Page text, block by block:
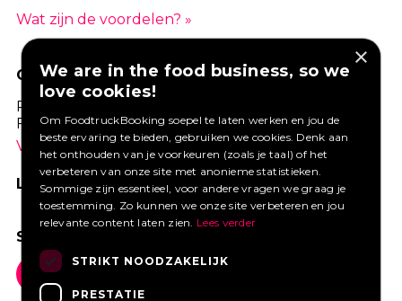
Wat zijn de voordelen? »
GOED VERZEKERD ONDERNEMEN?
Profiteer van een aantrekkelijke premie via
Foodtruckbooking.
Vraag een offerte aan.
LIKE ONS OP FACEBOOK
SOCIAL MEDIA
×
We are in the food business, so we
love cookies!
Om FoodtruckBooking soepel te laten werken en jou de
beste ervaring te bieden, gebruiken we cookies. Denk aan
het onthouden van je voorkeuren (zoals je taal) of het
verbeteren van onze site met anonieme statistieken.
Sommige zijn essentieel, voor andere vragen we graag je
toestemming. Zo kunnen we onze site verbeteren en jou
relevante content laten zien. Lees verder
STRIKT NOODZAKELIJK
PRESTATIE